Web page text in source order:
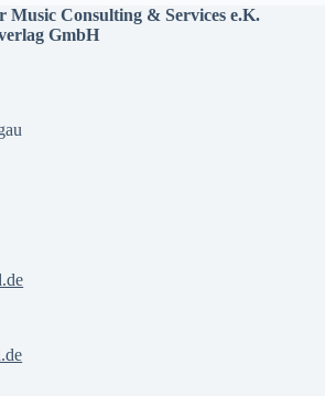
Music Consulting & Services e.K.
GmbH